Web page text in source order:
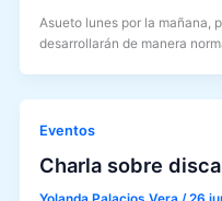
Asueto lunes por la mañana,
desarrollarán de manera
Eventos
Charla sobre